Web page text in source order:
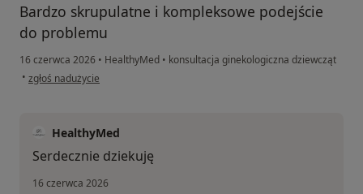
Bardzo skrupulatne i kompleksowe podejście
do problemu
16 czerwca 2026 • HealthyMed • konsultacja ginekologiczna dziewcząt
• w opinii użytkownika Dorota
zgłoś nadużycie
HealthyMed
Serdecznie dziekuję
16 czerwca 2026